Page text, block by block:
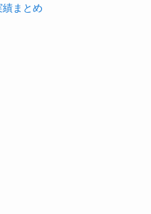
まとめ